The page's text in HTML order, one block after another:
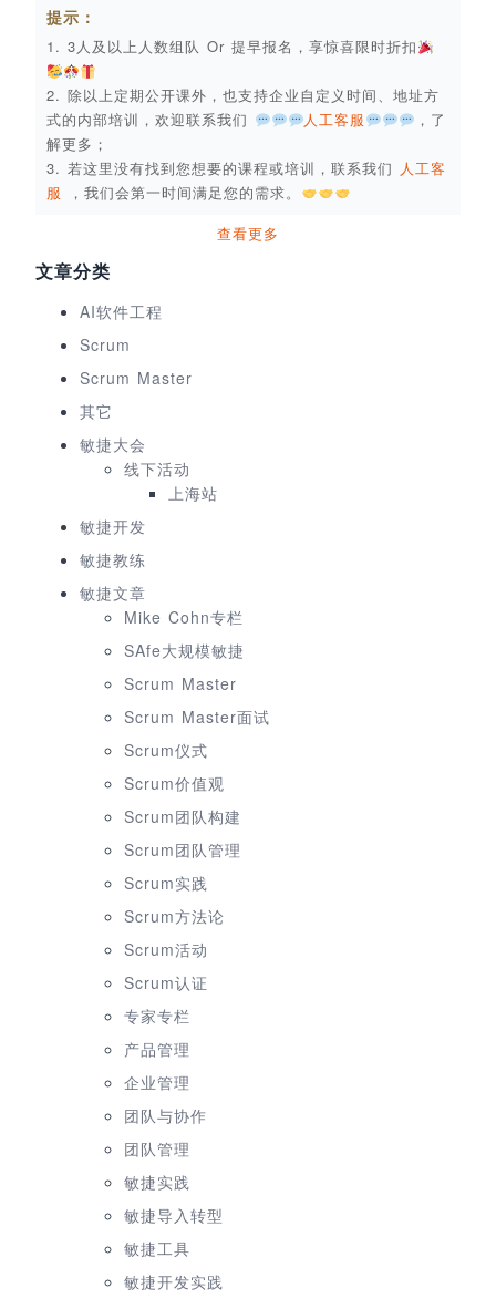
提示：
1. 3人及以上人数组队 Or 提早报名，享惊喜限时折扣
2. 除以上定期公开课外，也支持企业自定义时间、地址方
式的内部培训，欢迎联系我们
人工客服
，了
解更多；
3. 若这里没有找到您想要的课程或培训，联系我们 人工客
服
，我们会第一时间满足您的需求。
查看更多
文章分类
AI软件工程
Scrum
Scrum Master
其它
敏捷大会
线下活动
上海站
敏捷开发
敏捷教练
敏捷文章
Mike Cohn专栏
SAfe大规模敏捷
Scrum Master
Scrum Master面试
Scrum仪式
Scrum价值观
Scrum团队构建
Scrum团队管理
Scrum实践
Scrum方法论
Scrum活动
Scrum认证
专家专栏
产品管理
企业管理
团队与协作
团队管理
敏捷实践
敏捷导入转型
敏捷工具
敏捷开发实践